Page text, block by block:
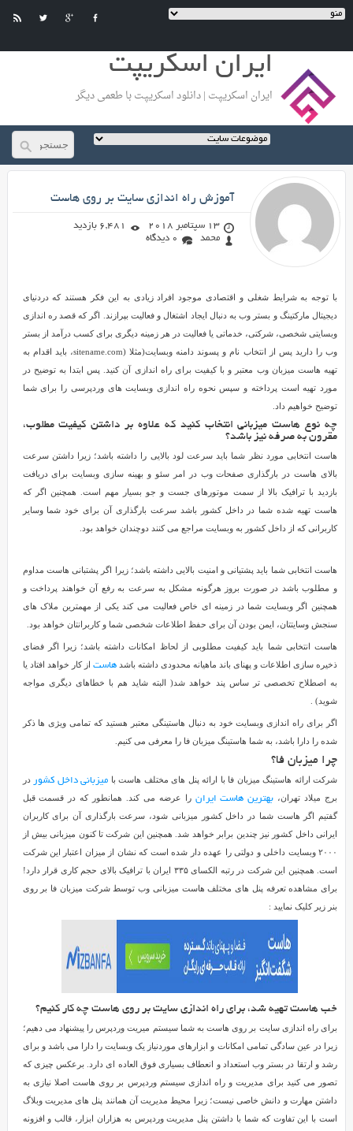
ایران اسکریپت
ایران اسکریپت | دانلود اسکریپت با طعمی دیگر
در راه رسیدن به هدف تون شکست
شما , تلاش کردن شماست ... به تلاش
تون ادامه بدید و هرگز نا امید نشید
آموزش راه اندازی سایت بر روی هاست
13 سپتامبر 2018
6,481 بازدید
محمد
0 دیدگاه
با توجه به شرایط شغلی و اقتصادی موجود افراد زیادی به این فکر هستند که دردنیای
دیجیتال مارکتینگ و بستر وب به دنبال ایجاد اشتغال و فعالیت بپرازند. اگر که قصد ره اندازی
وبسایتی شخصی، شرکتی، خدماتی یا فعالیت در هر زمینه دیگری برای کسب درآمد از بستر
وب را دارید پس از انتخاب نام و پسوند دامنه وبسایت(مثلا (sitename.com، باید اقدام به
تهیه هاست میزبان وب معتبر و با کیفیت برای راه اندازی آن کنید. پس ابتدا به توضیح در
مورد تهیه است پرداخته و سپس نحوه راه اندازی وبسایت های وردپرسی را برای شما
توضیح خواهیم داد.
چه نوع هاست میزبانی انتخاب کنید که علاوه بر داشتن کیفیت مطلوب،
مقرون به صرفه نیز باشد؟
هاست انتخابی مورد نظر شما باید سرعت لود بالایی را داشته باشد؛ زیرا داشتن سرعت
بالای هاست در بارگذاری صفحات وب در امر سئو و بهینه سازی وبسایت برای دریافت
بازدید با ترافیک بالا از سمت موتورهای جست و جو بسیار مهم است. همچنین اگر که
هاست تهیه شده شما در داخل کشور باشد سرعت بارگذاری آن برای خود شما وسایر
کاربرانی که از داخل کشور به وبسایت مراجع می کنند دوچندان خواهد بود.
هاست انتخابی شما باید پشتیانی و امنیت بالایی داشته باشد؛ زیرا اگر پشتبانی هاست مداوم
و مطلوب باشد در صورت بروز هرگونه مشکل به سرعت به رفع آن خواهند پرداخت و
همچنین اگر وبسایت شما در زمینه ای خاص فعالیت می کند یکی از مهمترین ملاک های
سنجش وسایتتان، ایمن بودن آن برای حفظ اطلاعات شخصی شما و کاربرانتان خواهد بود.
هاست انتخابی شما باید کیفیت مطلوبی از لحاظ امکانات داشته باشد؛ زیرا اگر فضای
ذخیره سازی اطلاعات و پهنای باند ماهیانه محدودی داشته باشدهاست از کار خواهد افتاد یا
به اصطلاح تخصصی تر ساس پند خواهد شد( البته شاید هم با خطاهای دیگری مواجه
شوید) .
اگر برای راه اندازی وبسایت خود به دنبال هاستینگی معتبر هستید که تمامی ویژی ها ذکر
شده را دارا باشد، به شما هاستینگ میزبان فا را معرفی می کنیم.
چرا میزبان فا؟
شرکت ارائه هاستینگ میزبان فا با ارائه پنل های مختلف هاست با میزبانی داخل کشور در
برج میلاد تهران، بهترین هاست ایران را عرضه می کند. همانطور که در قسمت قبل
گفتیم اگر هاست شما در داخل کشور میزبانی شود، سرعت بارگذاری آن برای کاربران
ایرانی داخل کشور نیز چندین برابر خواهد شد. همچنین این شرکت تا کنون میزبانی بیش از
۲۰۰۰ وبسایت داخلی و دولتی را عهده دار شده است که نشان از میزان اعتبار این شرکت
است. همچنین این شرکت در رتبه الکسای ۳۳۵ ایران با ترافیک بالای حجم کاری قرار دارد!
برای مشاهده تعرفه پنل های مختلف هاست میزبانی وب توسط شرکت میزبان فا بر روی
بنر زیر کلیک نمایید :
خب هاست تهیه شد، برای راه اندازی سایت بر روی هاست چه کار کنیم؟
برای راه اندازی سایت بر روی هاست به شما سیستم میریت وردپرس را پیشنهاد می دهیم؛
زیرا در عین سادگی تمامی امکانات و ابزارهای موردنیاز یک وبسایت را دارا می باشد و برای
رشد و ارتقا در بستر وب استعداد و انعطاف بسیاری فوق العاده ای دارد. برعکس چیزی که
تصور می کنید برای مدیریت و راه اندازی سیستم وردپرس بر روی هاست اصلا نیازی به
داشتن مهارت و دانش خاصی نیست؛ زیرا محیط مدیریت آن همانند پنل های مدیریت وبلاگ
است با این تفاوت که شما با داشتن پنل مدیریت وردپرس به هزاران ابزار، قالب و افزونه